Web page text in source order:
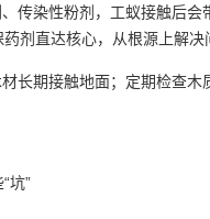
传染性粉剂，工蚁接触后
剂直达核心，从根源上解决
长期接触地面；定期检查
坑”